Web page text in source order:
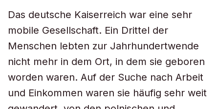
Das deutsche Kaiserreich war eine sehr
mobile Gesellschaft. Ein Drittel der
Menschen lebten zur Jahrhundertwende
nicht mehr in dem Ort, in dem sie geboren
worden waren. Auf der Suche nach Arbeit
und Einkommen waren sie häufig sehr weit